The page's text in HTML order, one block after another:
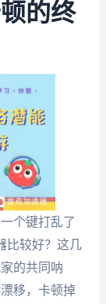
的终
个键打乱了
比较好？这几
的共同呐
移，卡顿掉